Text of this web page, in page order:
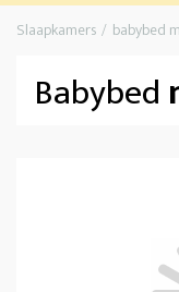
Slaapkamers babybed
Babybed